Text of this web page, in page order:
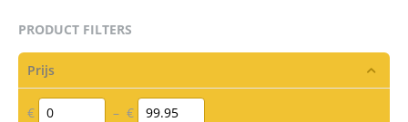
PRODUCT FILTERS
Prijs
€ – €